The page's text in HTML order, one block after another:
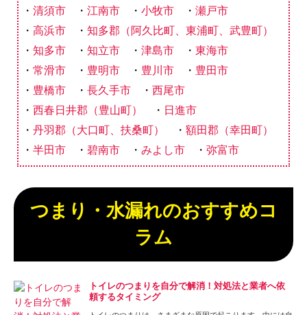
清須市
江南市 小牧市
瀬戸市
高浜市
知多郡（阿久比町、東浦町、武豊町）
知多市
知立市 津島市
東海市
常滑市
豊明市 豊川市
豊田市
豊橋市
長久手市
西尾市
西春日井郡（豊山町）
日進市
丹羽郡（大口町、扶桑町）
額田郡（幸田町）
半田市
碧南市 みよし市 弥富市
つまり・水漏れのおすすめコ
ラム
トイレのつまりを自分で解消！対処法と業者へ依
頼するタイミング